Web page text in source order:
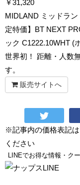
￥31,320
MIDLAND ミッドラ
定特価】BT NEXT
ック C1222.10WHT (
世界初！ 距離・人数
す。
販売サイトへ
※記事内の価格表記
ください
LINEでお得な情報・ク